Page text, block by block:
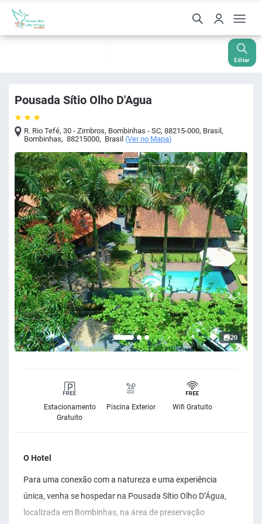
Editar
Pousada Sítio Olho D'Agua
R. Rio Tefé, 30 - Zimbros, Bombinhas - SC, 88215-000, Brasil,
Bombinhas, 88215000, Brasil (Ver no Mapa)
20
Estacionamento
Gratuito
Piscina Exterior Wifi Gratuito
O Hotel
Para uma conexão com a natureza e uma experiência
única, venha se hospedar na Pousada Sítio Olho D’Água,
localizada em Bombinhas, na área de preservação